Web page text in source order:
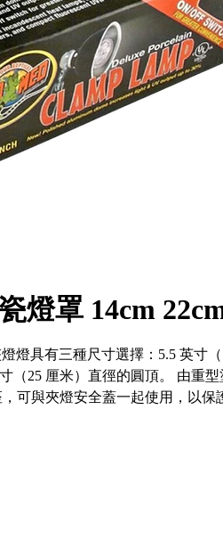
燈罩 14cm
燈具有三種尺寸選擇：5.5 英寸
（25 厘米）直徑的圓頂。 由重
可與夾燈安全蓋一起使用，以保